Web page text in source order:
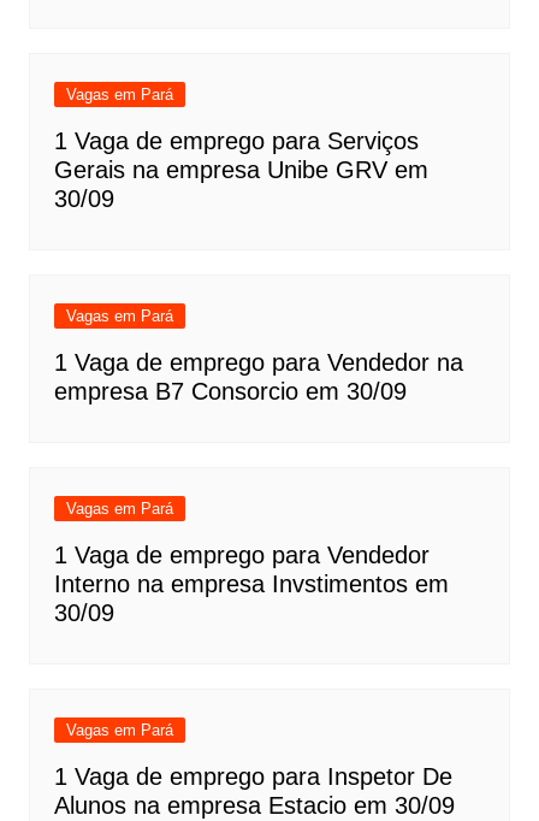
Vagas em Pará
1 Vaga de emprego para Serviços
Gerais na empresa Unibe GRV em
30/09
Vagas em Pará
1 Vaga de emprego para Vendedor na
empresa B7 Consorcio em 30/09
Vagas em Pará
1 Vaga de emprego para Vendedor
Interno na empresa Invstimentos em
30/09
Vagas em Pará
1 Vaga de emprego para Inspetor De
Alunos na empresa Estacio em 30/09